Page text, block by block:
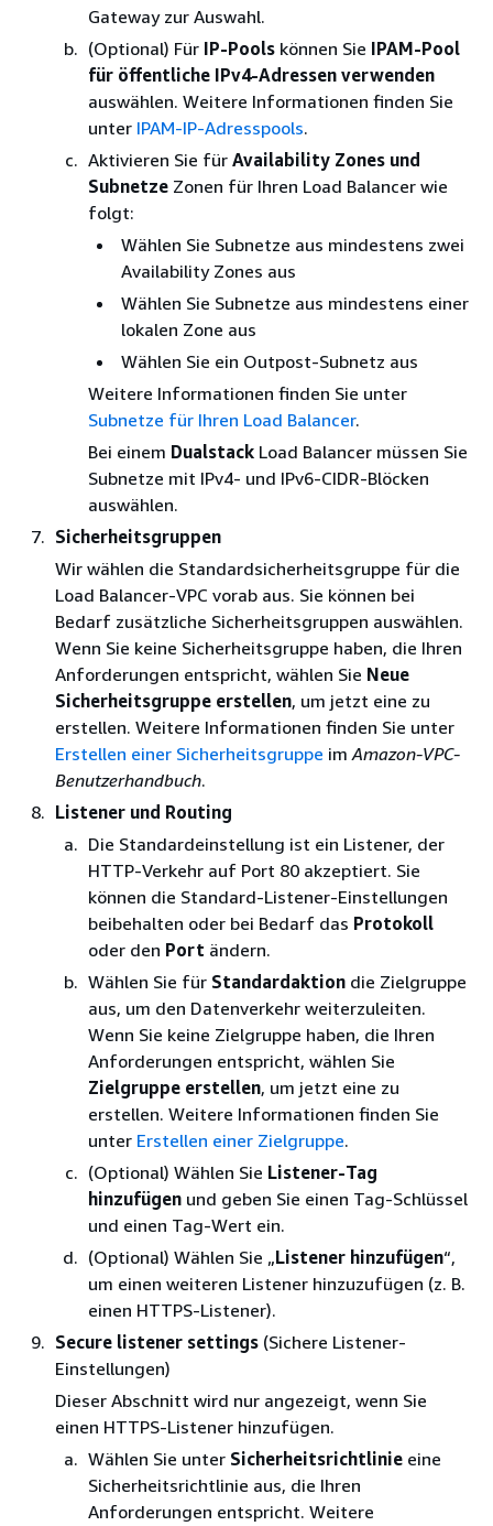
Gateway zur Auswahl.
(Optional) Für IP-Pools können Sie IPAM-Pool
für öffentliche IPv4-Adressen verwenden
auswählen. Weitere Informationen finden Sie
unter IPAM-IP-Adresspools.
Aktivieren Sie für Availability Zones und
Subnetze Zonen für Ihren Load Balancer wie
folgt:
Wählen Sie Subnetze aus mindestens zwei
Availability Zones aus
Wählen Sie Subnetze aus mindestens einer
lokalen Zone aus
Wählen Sie ein Outpost-Subnetz aus
Weitere Informationen finden Sie unter
Subnetze für Ihren Load Balancer.
Bei einem Dualstack Load Balancer müssen Sie
Subnetze mit IPv4- und IPv6-CIDR-Blöcken
auswählen.
Sicherheitsgruppen
Wir wählen die Standardsicherheitsgruppe für die
Load Balancer-VPC vorab aus. Sie können bei
Bedarf zusätzliche Sicherheitsgruppen auswählen.
Wenn Sie keine Sicherheitsgruppe haben, die Ihren
Anforderungen entspricht, wählen Sie Neue
Sicherheitsgruppe erstellen, um jetzt eine zu
erstellen. Weitere Informationen finden Sie unter
Erstellen einer Sicherheitsgruppe imAmazon-VPC-
Benutzerhandbuch.
Listener und Routing
Die Standardeinstellung ist ein Listener, der
HTTP-Verkehr auf Port 80 akzeptiert. Sie
können die Standard-Listener-Einstellungen
beibehalten oder bei Bedarf das Protokoll
oder den Port ändern.
Wählen Sie für Standardaktion die Zielgruppe
aus, um den Datenverkehr weiterzuleiten.
Wenn Sie keine Zielgruppe haben, die Ihren
Anforderungen entspricht, wählen Sie
Zielgruppe erstellen, um jetzt eine zu
erstellen. Weitere Informationen finden Sie
unter Erstellen einer Zielgruppe.
(Optional) Wählen Sie Listener-Tag
hinzufügen und geben Sie einen Tag-Schlüssel
und einen Tag-Wert ein.
(Optional) Wählen Sie „Listener hinzufügen“,
um einen weiteren Listener hinzuzufügen (z. B.
einen HTTPS-Listener).
Secure listener settings (Sichere Listener-
Einstellungen)
Dieser Abschnitt wird nur angezeigt, wenn Sie
einen HTTPS-Listener hinzufügen.
Wählen Sie unter Sicherheitsrichtlinie eine
Sicherheitsrichtlinie aus, die Ihren
Anforderungen entspricht. Weitere